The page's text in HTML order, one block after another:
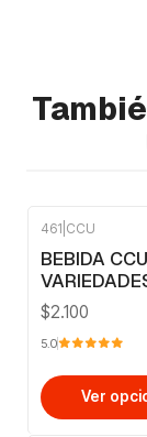
461 CCU
BEBIDA
$2.100
5.0
Ver